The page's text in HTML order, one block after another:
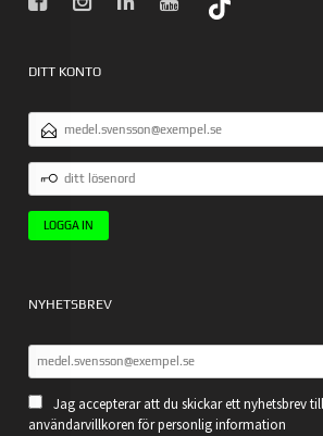
DITT KONTO
E-
POSTADRESS
DITT
LÖSENORD
NYHETSBREV
Jag accepterar att du skickar ett nyhetsbrev
användarvillkoren för personlig information